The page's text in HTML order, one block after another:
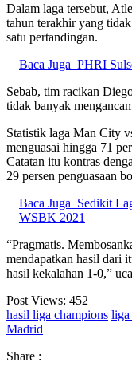
Dalam laga tersebut,
tahun terakhir yang
satu pertandingan.
Baca Juga PHRI
Sebab, tim racikan
tidak banyak
Statistik laga Man City
menguasai hingga 71
Catatan itu kontras
29 persen penguasaan
Baca Juga Sedikit
WSBK 2021
“Pragmatis.
mendapatkan hasil dari
hasil kekalahan 1-0,”
Post Views: 452
hasil liga champions liga
Madrid
Share :